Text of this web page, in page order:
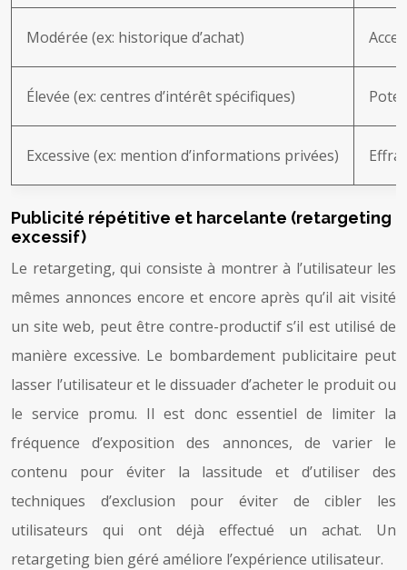
Modérée (ex: historique d’achat)
Élevée (ex: centres d’intérêt spécifiques)
Excessive (ex: mention d’informations privées)
Publicité répétitive et harcelante (retargeting
excessif)
Le retargeting, qui consiste à montrer à l’utilisateur les
mêmes annonces encore et encore après qu’il ait visité
un site web, peut être contre-productif s’il est utilisé de
manière excessive. Le bombardement publicitaire peut
lasser l’utilisateur et le dissuader d’acheter le produit ou
le service promu. Il est donc essentiel de limiter la
fréquence d’exposition des annonces, de varier le
contenu pour éviter la lassitude et d’utiliser des
techniques d’exclusion pour éviter de cibler les
utilisateurs qui ont déjà effectué un achat. Un
retargeting bien géré améliore l’expérience utilisateur.